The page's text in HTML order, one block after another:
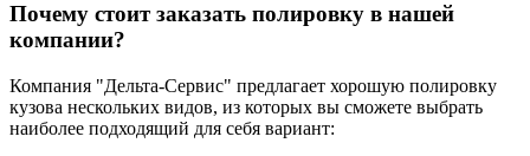
Почему стоит заказать полировку в нашей
компании?
Компания "Дельта-Сервис" предлагает хорошую полировку
кузова нескольких видов, из которых вы сможете выбрать
наиболее подходящий для себя вариант: